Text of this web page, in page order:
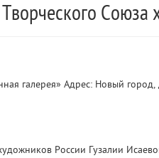
галерея» Адрес: Новый
России Гузалии